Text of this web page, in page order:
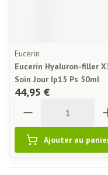
Eucerin
Eucerin Hyaluron-filler
Soin Jour Ip15 Ps 50ml
44,95 €
Ajouter au